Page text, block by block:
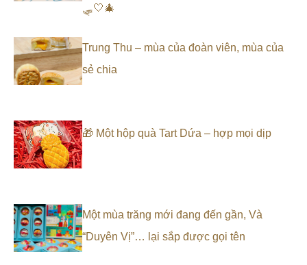
🛷🤍🎄
Trung Thu – mùa của đoàn viên, mùa của
sẻ chia
🎁 Một hộp quà Tart Dứa – hợp mọi dịp
Một mùa trăng mới đang đến gần, Và
“Duyên Vị”… lại sắp được gọi tên